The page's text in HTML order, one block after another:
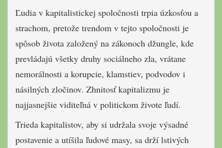
Ľudia v kapitalistickej spoločnosti trpia úzkosťou a
strachom, pretože trendom v tejto spoločnosti je
spôsob života založený na zákonoch džungle, kde
prevládajú všetky druhy sociálneho zla, vrátane
nemorálnosti a korupcie, klamstiev, podvodov i
násilných zločinov. Zhnitosť kapitalizmu je
najjasnejšie viditeľná v politickom živote ľudí.
Trieda kapitalistov, aby si udržala svoje výsadné
postavenie a utíšila ľudové masy, sa drží lstivých